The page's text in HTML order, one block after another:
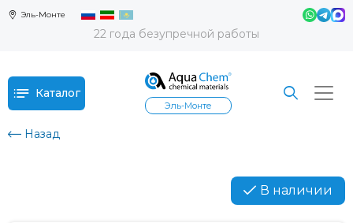
Эль-Монте
22 года безупречной работы
Каталог
Эль-Монте
Назад
В наличии